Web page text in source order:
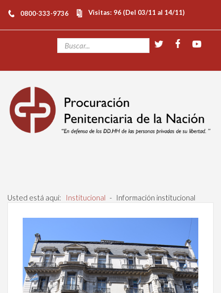
0800-333-9736 Visitas: 96 (Del 03/11 al 14/11)
Usted está aquí: Institucional - Información institucional